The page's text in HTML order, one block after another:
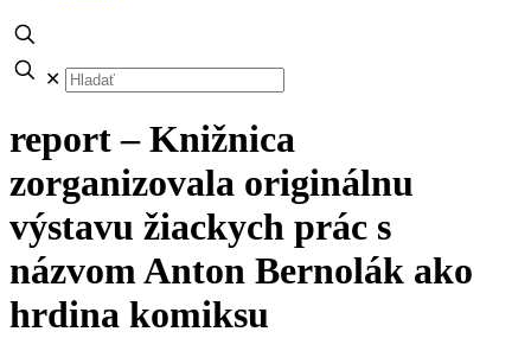
✕
report – Knižnica
zorganizovala originálnu
výstavu žiackych prác s
názvom Anton Bernolák ako
hrdina komiksu